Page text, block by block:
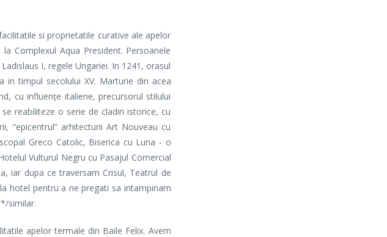
si proprietatile curative ale apelor
Complexul Aqua President. Persoanele
I, regele Ungariei. In 1241, orasul
timpul secolului XV. Marturie din acea
cu influenţe italiene, precursorul stilului
reabiliteze o serie de cladiri istorice, cu
“epicentrul” arhitecturii Art Nouveau cu
Greco Catolic, Biserica cu Luna - o
Vulturul Negru cu Pasajul Comercial
iar dupa ce traversam Crisul, Teatrul de
hotel pentru a ne pregati sa intampinam
similar.
apelor termale din Baile Felix. Avem